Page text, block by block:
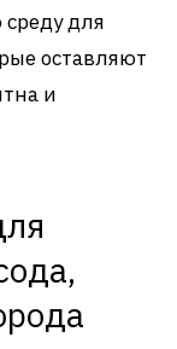
для
оставляют
и